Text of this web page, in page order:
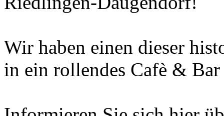
Wir haben einen dieser
in ein rollendes Cafè & Bar